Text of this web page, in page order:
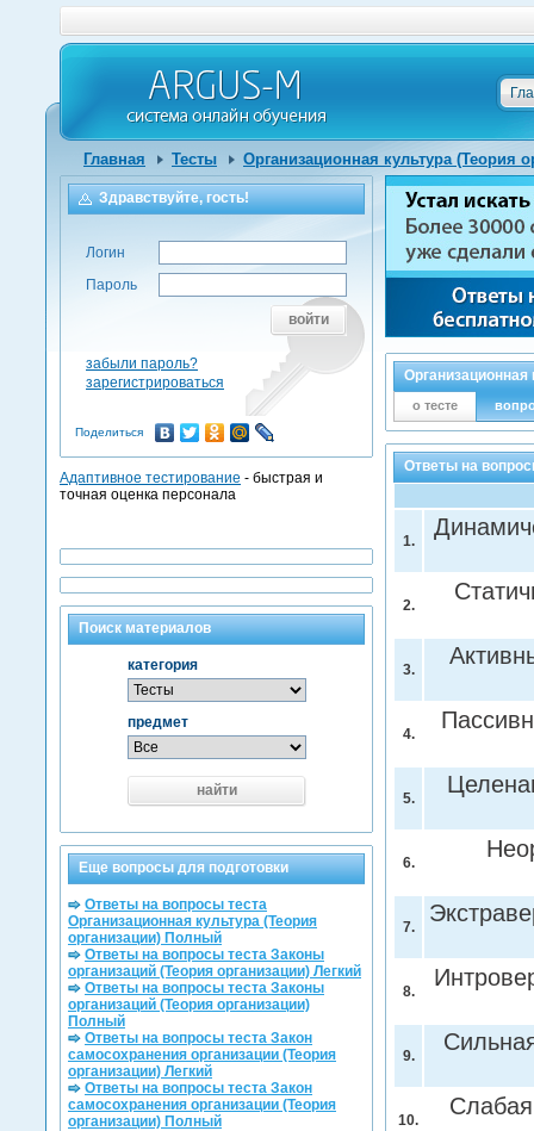
Главная Тесты Организационная культура (Теория
Организационная
о тесте
Ответы на
1.
2.
3.
4.
5.
6.
7.
8.
9.
10.
Слабая
Здравствуйте, гость!
Логин
Пароль
войти
забыли пароль?
зарегистрироваться
Поделиться
Адаптивное тестирование - быстрая и
точная оценка персонала
Поиск материалов
категория
предмет
найти
Еще вопросы для подготовки
Ответы на вопросы теста
Организационная культура (Теория
организации) Полный
Ответы на вопросы теста Законы
организаций (Теория организации) Легкий
Ответы на вопросы теста Законы
организаций (Теория организации)
Полный
Ответы на вопросы теста Закон
самосохранения организации (Теория
организации) Легкий
Ответы на вопросы теста Закон
самосохранения организации (Теория
организации) Полный